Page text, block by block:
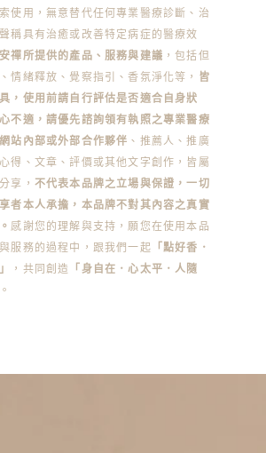
使用，無意替代任何專業醫療診斷、治
稱具有治癒或改善特定病症的醫療效
禪所提供的產品、服務與建議 ，包括但
情緒釋放、覺察指引、香氛淨化等， 皆
，使用前請自行評估是否適合自身狀
不適，請優先諮詢領有執照之專業醫療
站內部或外部合作夥伴 、推薦人、推廣
得、文章、評價或其他文字創作，皆屬
享， 不代表本品牌之立場與保證，一切
者本人承擔，本品牌不對其內容之真實
感謝您的理解與支持，願您在使用本品
服務的過程中，跟我們一起 「點好香．
，共同創造
「身自在．心太平．人隨